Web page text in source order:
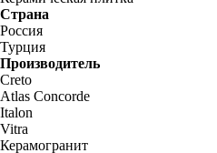
Страна
Россия
Турция
Производитель
Creto
Atlas Concorde
Italon
Vitra
Керамогранит